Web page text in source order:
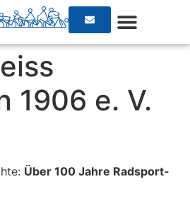
1906 e. V.
Über 100 Jahre Radsport-